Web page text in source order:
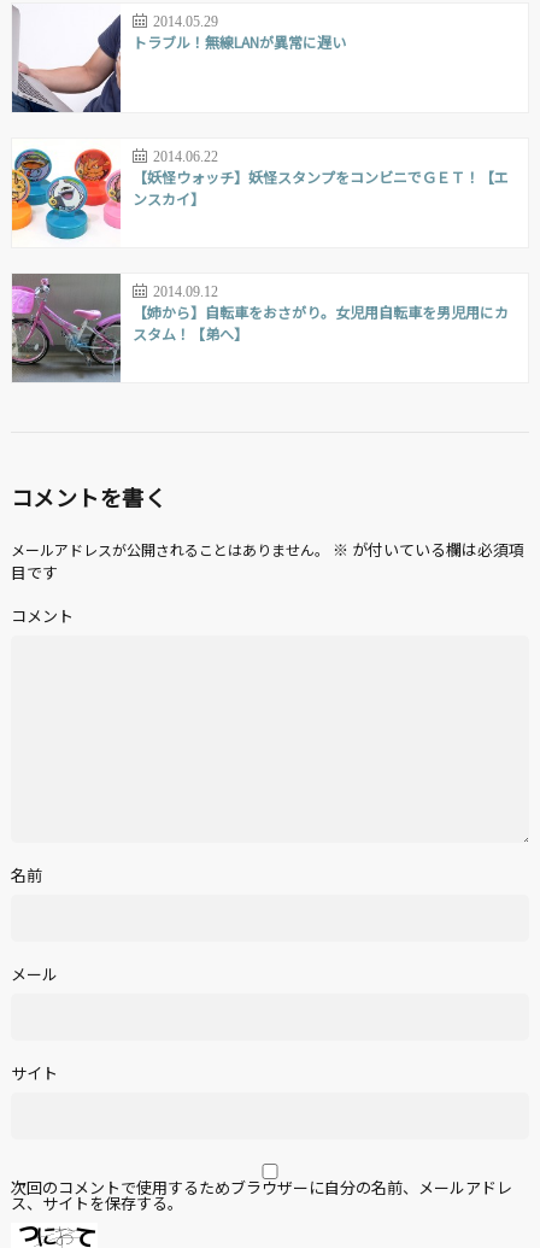
2014.05.29
トラブル！無線LANが異常に遅い
2014.06.22
【妖怪ウォッチ】妖怪スタンプをコンビニでＧＥＴ！【エ
ンスカイ】
2014.09.12
【姉から】自転車をおさがり。女児用自転車を男児用にカ
スタム！【弟へ】
コメントを書く
メールアドレスが公開されることはありません。 ※ が付いている欄は必須項
目です
コメント
名前
メール
サイト
次回のコメントで使用するためブラウザーに自分の名前、メールアドレ
ス、サイトを保存する。